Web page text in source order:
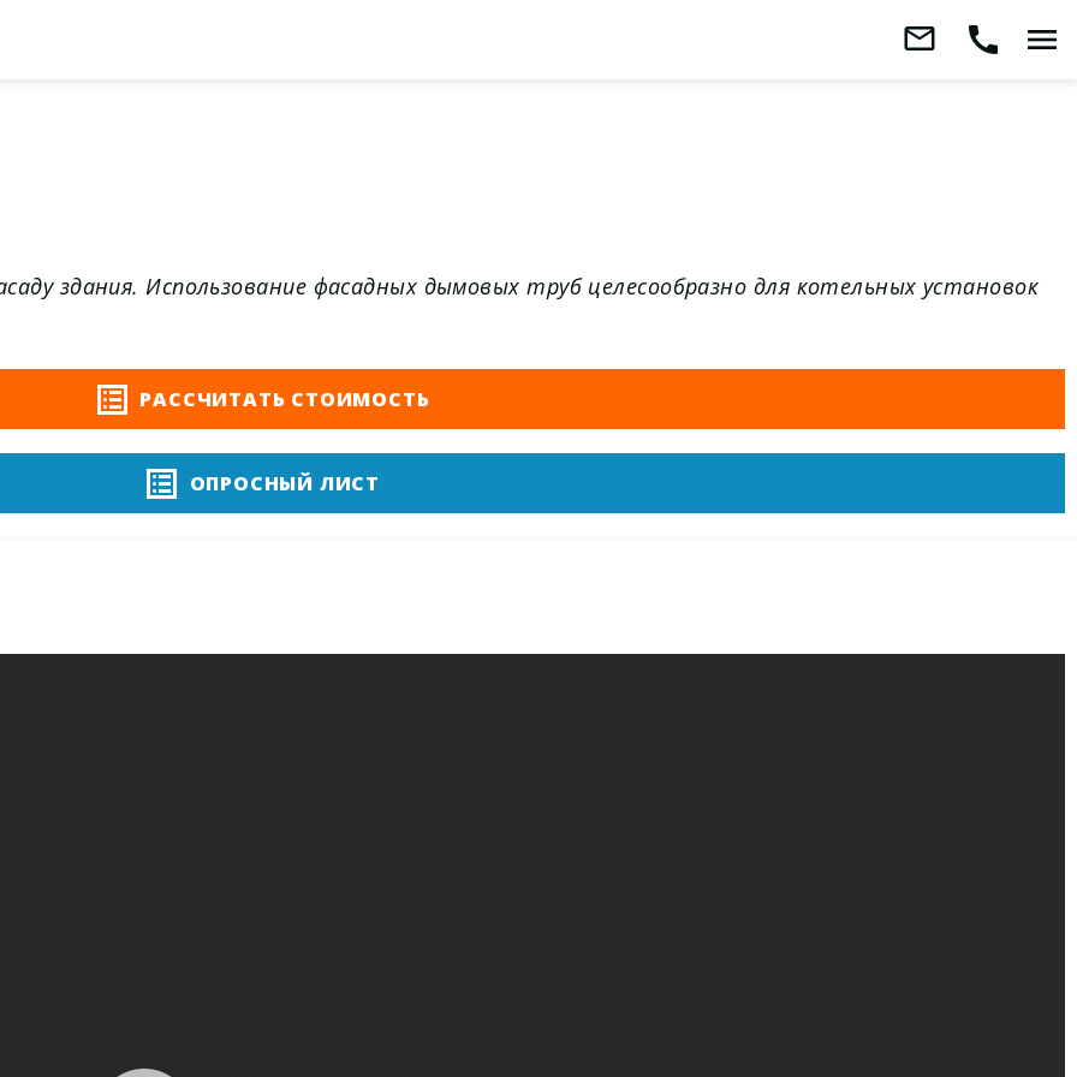
Заказать
mail_outline call menu
здания. Использование фасадных дымовых труб целесообразно для котельных установок
РАССЧИТАТЬ СТОИМОСТЬ
ОПРОСНЫЙ ЛИСТ